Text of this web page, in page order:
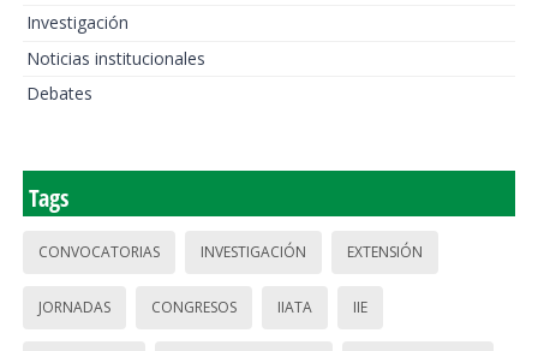
Investigación
Noticias institucionales
Debates
Tags
CONVOCATORIAS INVESTIGACIÓN EXTENSIÓN
JORNADAS CONGRESOS IIATA IIE